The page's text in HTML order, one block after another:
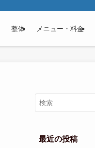
整体 メニュー・料金
最近の投稿